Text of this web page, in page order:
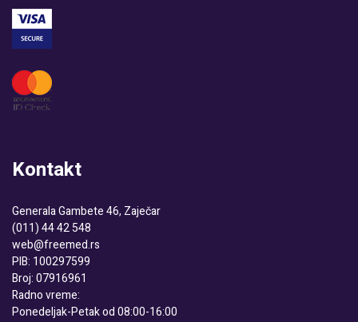
Kontakt
Generala Gambete 46, Zaječar
(011) 44 42 548
web@freemed.rs
PIB: 100297599
Broj: 07916961
Radno vreme:
Ponedeljak-Petak od 08:00-16:00